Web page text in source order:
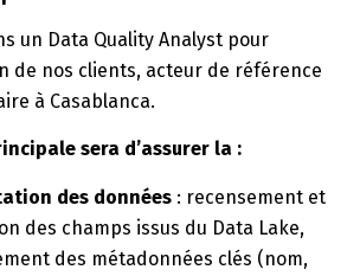
un Data Quality Analyst pour
de nos clients, acteur de référence
à Casablanca.
sera d’assurer la :
des données : recensement et
des champs issus du Data Lake,
des métadonnées clés (nom,